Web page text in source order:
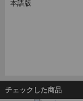
チェックした商品